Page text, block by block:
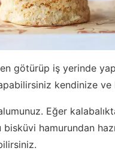
götürüp iş yerinde
kendinize ve
Eğer
hamurundan